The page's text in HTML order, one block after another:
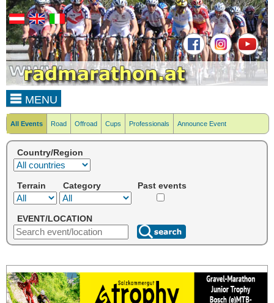
MENU
All Events Road Offroad Cups Professionals Announce Event
Country/Region
Terrain Category Past events
EVENT/LOCATION